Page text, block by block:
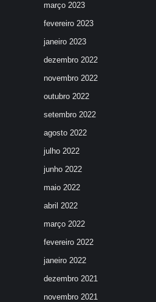
março 2023
fevereiro 2023
janeiro 2023
dezembro 2022
novembro 2022
outubro 2022
setembro 2022
agosto 2022
julho 2022
junho 2022
maio 2022
abril 2022
março 2022
fevereiro 2022
janeiro 2022
dezembro 2021
novembro 2021